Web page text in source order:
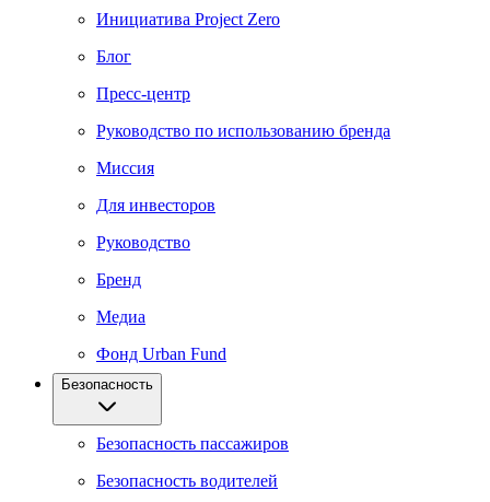
Инициатива Project Zero
Блог
Пресс-центр
Руководство по использованию бренда
Миссия
Для инвесторов
Руководство
Бренд
Медиа
Фонд Urban Fund
Безопасность
Безопасность пассажиров
Безопасность водителей